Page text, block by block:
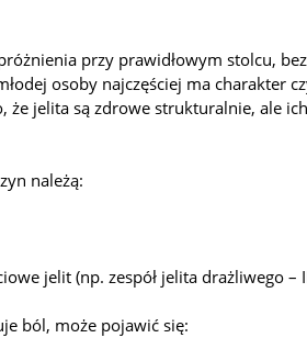
przy prawidłowym stolcu,
osoby najczęściej ma charakter
że jelita są zdrowe strukturalnie, ale
należą:
jelit (np. zespół jelita drażliwego –
ból, może pojawić się: